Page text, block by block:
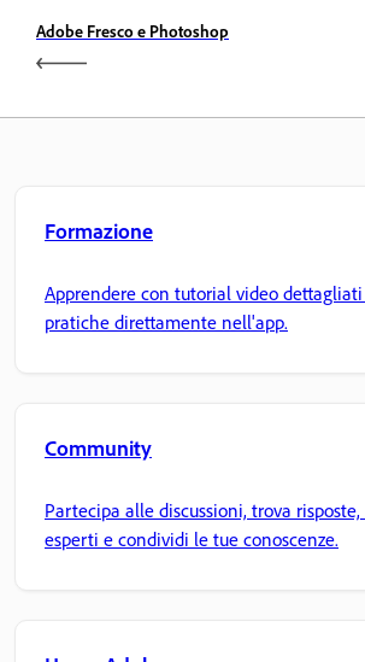
Adobe Fresco e Photoshop
Formazione
Apprendere con tutorial video
pratiche direttamente nell'app.
Community
Partecipa alle discussioni, trova
esperti e condividi le tue conoscenze.